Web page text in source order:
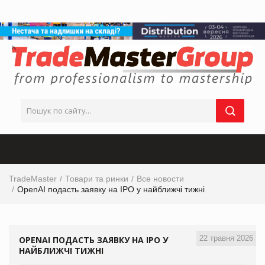
TradeMaster Товари та ринки
Все новости
OpenAI подасть заявку на IPO у найближчі тижні
22 травня 2026
OPENAI ПОДАСТЬ ЗАЯВКУ НА IPO У
НАЙБЛИЖЧІ ТИЖНІ